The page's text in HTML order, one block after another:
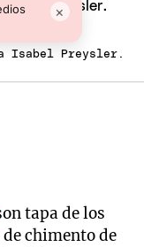
×
Isabel Preysler.
tapa de los
chimento de